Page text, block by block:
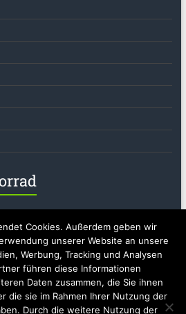
Cookies. Außerdem geben wir
unserer Website an unsere
Werbung, Tracking und Analysen
führen diese Informationen
Daten zusammen, die Sie ihnen
die sie im Rahmen Ihrer Nutzung der
Durch die weitere Nutzung der